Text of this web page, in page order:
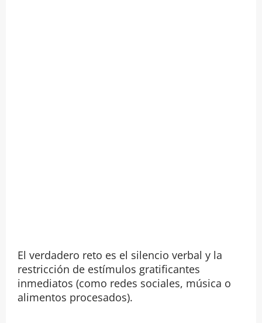
El verdadero reto es el silencio verbal y la
restricción de estímulos gratificantes
inmediatos (como redes sociales, música o
alimentos procesados).